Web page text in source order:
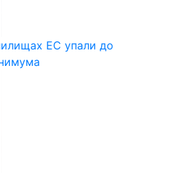
ЕС упали до